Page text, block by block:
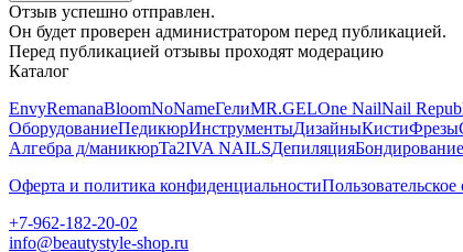
Отзыв успешно отправлен.
Он будет проверен администратором перед публикацией.
Перед публикацией отзывы проходят модерацию
Каталог
EnvyRemanaBloomNoNameГелиMR.GELOne NailNail
ОборудованиеПедикюрИнструментыДизайныКистиФрезы
Алгебра д/маникюрTa2IVA NAILSДепиляцияБондирование
Оферта и политика конфиденциальности
+7-962-182-20-02
info@beautystyle-shop.ru